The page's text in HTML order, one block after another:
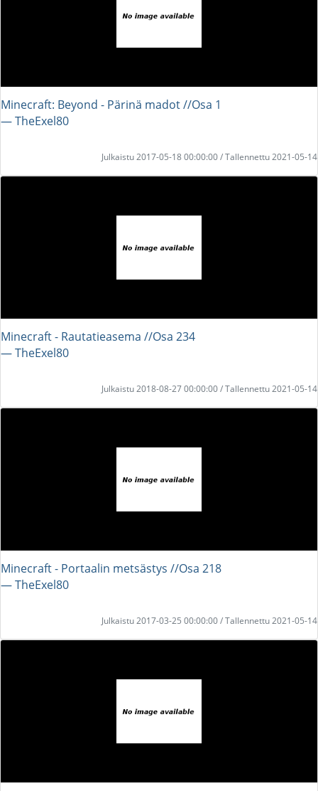
Minecraft: Beyond - Pärinä madot //Osa 1
― TheExel80
Julkaistu 2017-05-18 00:00:00 / Tallennettu 2021-05-14
Minecraft - Rautatieasema //Osa 234
― TheExel80
Julkaistu 2018-08-27 00:00:00 / Tallennettu 2021-05-14
Minecraft - Portaalin metsästys //Osa 218
― TheExel80
Julkaistu 2017-03-25 00:00:00 / Tallennettu 2021-05-14